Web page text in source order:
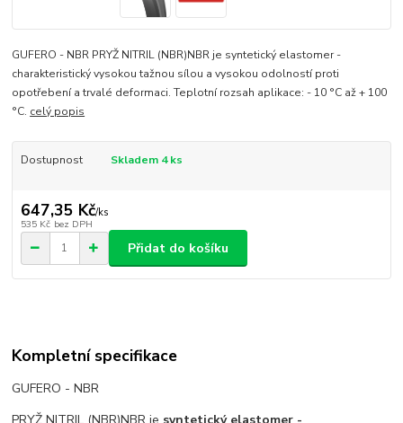
GUFERO - NBR PRYŽ NITRIL (NBR)NBR je syntetický elastomer -
charakteristický vysokou tažnou sílou a vysokou odolností proti
opotřebení a trvalé deformaci. Teplotní rozsah aplikace: - 10 °C až + 100
°C. celý popis
Dostupnost Skladem 4 ks
647,35 Kč/ks
535 Kč bez DPH
Přidat do košíku
Kompletní specifikace
GUFERO - NBR
PRYŽ NITRIL (NBR)NBR je syntetický elastomer -